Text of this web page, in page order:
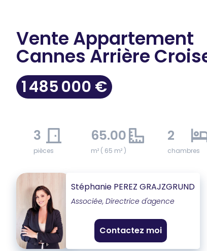
Vente Appartement
Cannes Arrière
1 485 000 €
3
pièces
65.00
m² ( 65 m² )
2
chambres
Stéphanie PEREZ GRAJZGRUND
Associée, Directrice d'agence
Contactez moi